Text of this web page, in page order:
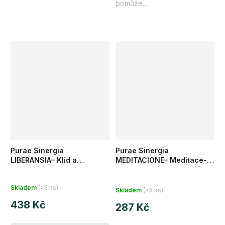
pomůže...
Purae Sinergia
LIBERANSIA– Klid a
harmonie- směs
inhalační tyčinka
hodnocení
produktu
Skladem (>5 ks)
438 Kč
Purae Sinergia
MEDITACIONE– Meditace-
směs esenciálních olejů
hlubokou meditaci 10 ml
Skladem (>5 ks)
287 Kč